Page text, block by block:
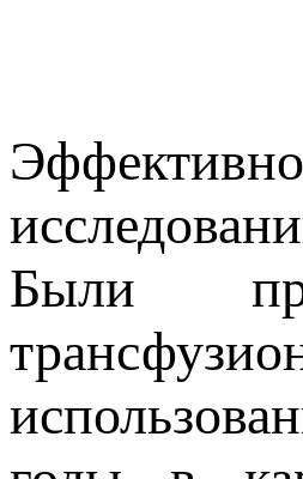
Были